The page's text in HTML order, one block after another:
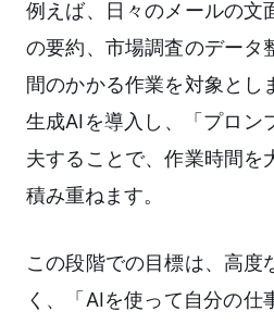
例えば、日々のメールの文
の要約、市場調査のデータ
間のかかる作業を対象とし
生成AIを導入し、「プロン
夫することで、作業時間を
積み重ねます。
この段階での目標は、高度
く、「AIを使って自分の仕